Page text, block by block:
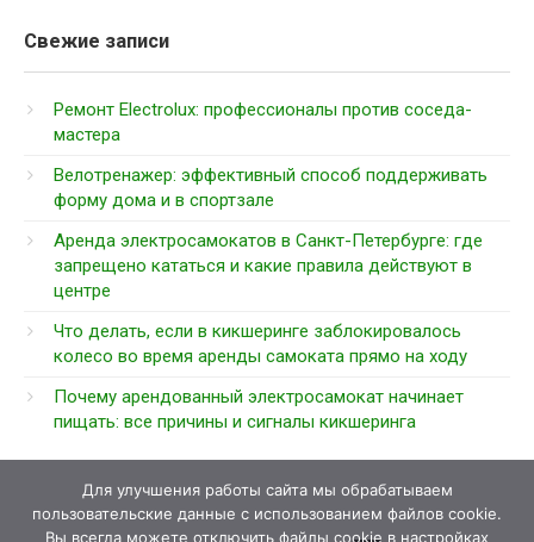
Свежие записи
Ремонт Electrolux: профессионалы против соседа-
мастера
Велотренажер: эффективный способ поддерживать
форму дома и в спортзале
Аренда электросамокатов в Санкт-Петербурге: где
запрещено кататься и какие правила действуют в
центре
Что делать, если в кикшеринге заблокировалось
колесо во время аренды самоката прямо на ходу
Почему арендованный электросамокат начинает
пищать: все причины и сигналы кикшеринга
Для улучшения работы сайта мы обрабатываем
пользовательские данные с использованием файлов cookie.
Вы всегда можете отключить файлы cookie в настройках